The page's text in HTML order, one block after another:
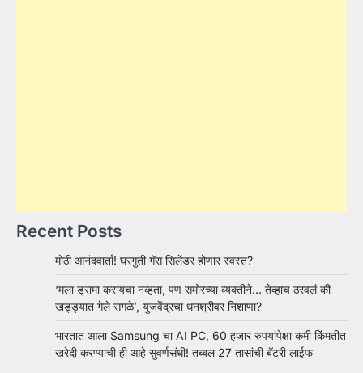
Recent Posts
मोठी आनंदवार्ता! घरगुती गॅस सिलेंडर होणार स्वस्त?
‘मला ड्रामा करायचा नव्हता, पण समोरच्या व्यक्तीने… तेव्हाच ठरवलं की
खड्ड्यात गेले सगळे’, युजवेंद्रचा धनश्रीवर निशाणा?
भारतात आला Samsung चा AI PC, 60 हजार रुपयांपेक्षा कमी किंमतीत
खरेदी करण्याची ही आहे सुवर्णसंधी! तब्बल 27 तासांची बॅटरी लाईफ